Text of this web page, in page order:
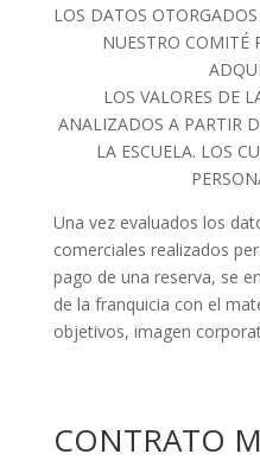
LOS DATOS
NUESTRO COMITÉ
LOS VALORES DE
ANALIZADOS A PARTIR
LA ESCUELA. LOS
Una vez evaluados los
comerciales realizados
pago de una reserva, se
de la franquicia con el
objetivos, imagen
CONTRATO